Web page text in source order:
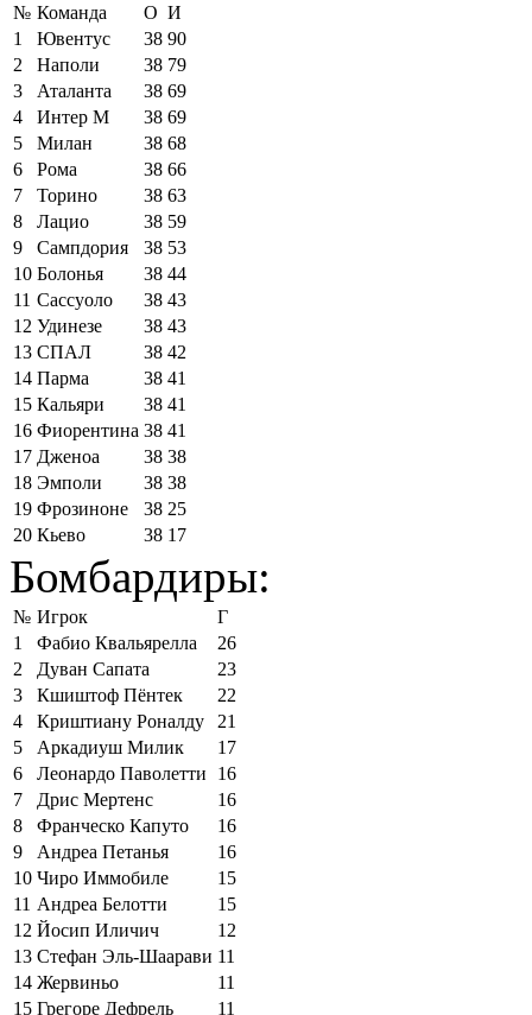
№ Команда О И
1
Ювентус 38 90
2
Наполи 38 79
3
Аталанта 38 69
4
Интер М 38 69
5
Милан 38 68
6
Рома 38 66
7
Торино 38 63
8
Лацио 38 59
9
Сампдория 38 53
10 Болонья 38 44
11 Сассуоло 38 43
12 Удинезе 38 43
13 СПАЛ 38 42
14 Парма 38 41
15 Кальяри 38 41
16 Фиорентина 38 41
17 Дженоа 38 38
18 Эмполи 38 38
19 Фрозиноне 38 25
20 Кьево 38 17
Бомбардиры:
№ Игрок
Г
1
Фабио Квальярелла
26
2
Дуван Сапата
23
3
Кшиштоф Пёнтек
22
4
Криштиану Роналду
21
5
Аркадиуш Милик
17
6
Леонардо Паволетти
16
7
Дрис Мертенс
16
8
Франческо Капуто
16
9
Андреа Петанья
16
10 Чиро Иммобиле
15
11 Андреа Белотти
15
12 Йосип Иличич
12
13 Стефан Эль-Шаарави 11
14 Жервиньо
11
15 Грегоре Дефрель 11